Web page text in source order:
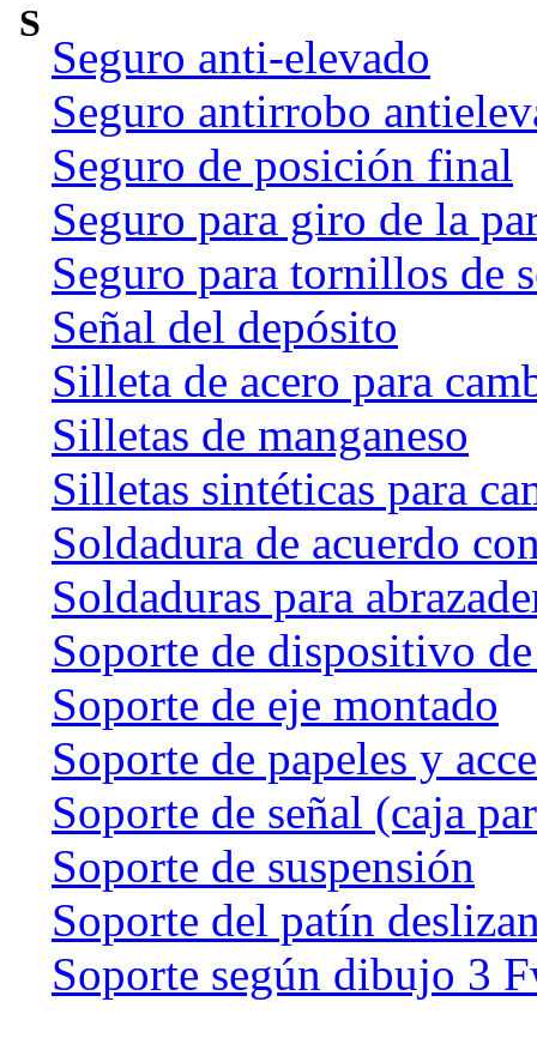
S
Seguro anti-elevado
Seguro antirrobo
Seguro de posición final
Seguro para giro de la
Seguro para tornillos de
Señal del depósito
Silleta de acero para
Silletas de manganeso
Silletas sintéticas para
Soldadura de acuerdo
Soldaduras para
Soporte de dispositivo
Soporte de eje montado
Soporte de papeles y
Soporte de señal (caja
Soporte de suspensión
Soporte del patín
Soporte según dibujo 3